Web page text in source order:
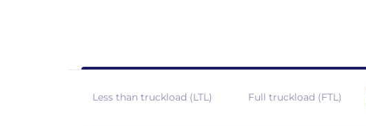
Less than truckload (LTL) Full truckload (FTL)